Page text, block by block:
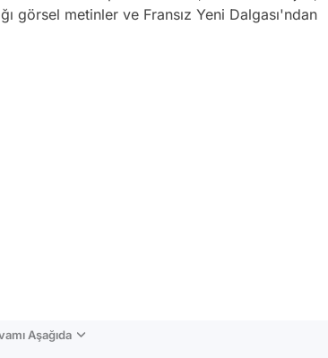
görsel metinler ve Fransız Yeni Dalgası'ndan
Aşağıda